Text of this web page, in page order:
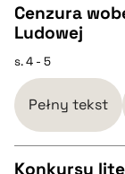
Cenzura
Ludowej
s. 4 - 5
Pełny tekst
Konkursy